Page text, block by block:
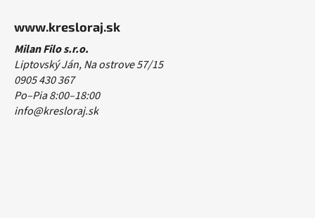
www.kresloraj.sk
Milan Filo s.r.o.
Liptovský Ján, Na ostrove 57/15
0905 430 367
Po–Pia 8:00–18:00
info@kresloraj.sk